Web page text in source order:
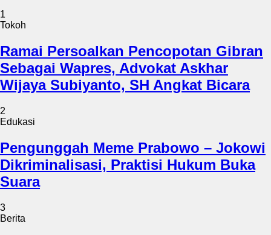
1
Tokoh
Ramai Persoalkan Pencopotan Gibran
Sebagai Wapres, Advokat Askhar
Wijaya Subiyanto, SH Angkat Bicara
2
Edukasi
Pengunggah Meme Prabowo – Jokowi
Dikriminalisasi, Praktisi Hukum Buka
Suara
3
Berita